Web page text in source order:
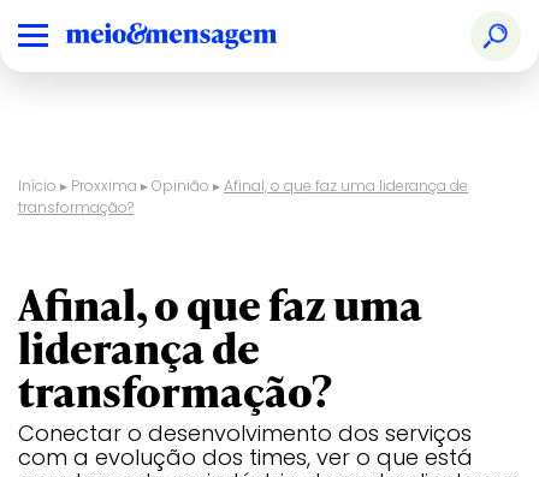
Início ▸ Proxxima ▸Opinião ▸Afinal, o que faz uma liderança de
transformação?
Afinal, o que faz uma
liderança de
transformação?
Conectar o desenvolvimento dos serviços
com a evolução dos times, ver o que está